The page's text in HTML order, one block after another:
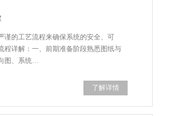
谨的工艺流程来确保系统的安全、可
程详解：一、前期准备阶段熟悉图纸与
图、系统…
了解详情